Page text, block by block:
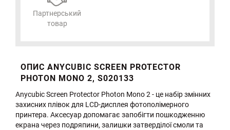
Партнерський
товар
ОПИС ANYCUBIC SCREEN PROTECTOR
PHOTON MONO 2, S020133
Anycubic Screen Protector Photon Mono 2 - це набір змінних
захисних плівок для LCD-дисплея фотополімерного
принтера. Аксесуар допомагає запобігти пошкодженню
екрана через подряпини, залишки затверділої смоли та